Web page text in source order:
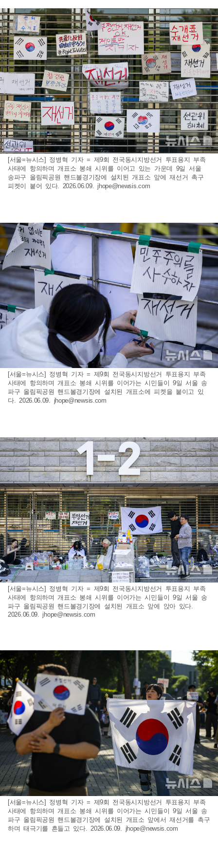
[서울=뉴시스] 정병혁 기자 = 제9회 전국동시지방선거 투표용지 부족
사태에 항의하며 개표소 봉쇄 시위를 이어고 있는 가운데 9일 서울
송파구 올림픽공원 핸드볼경기장에 설치된 개표소 앞에 재선거 촉구
피켓이 붙어 있다. 2026.06.09. jhope@newsis.com
[서울=뉴시스] 정병혁 기자 = 제9회 전국동시지방선거 투표용지 부족
사태에 항의하며 개표소 봉쇄 시위를 이어가는 시민들이 9일 서울 송
파구 올림픽공원 핸드볼경기장에 설치된 개표소에 피켓을 붙이고 있
다. 2026.06.09. jhope@newsis.com
[서울=뉴시스] 정병혁 기자 = 제9회 전국동시지방선거 투표용지 부족
사태에 항의하며 개표소 봉쇄 시위를 이어가는 시민들이 9일 서울 송
파구 올림픽공원 핸드볼경기장에 설치된 개표소 앞에 앉아 있다.
2026.06.09. jhope@newsis.com
[서울=뉴시스] 정병혁 기자 = 제9회 전국동시지방선거 투표용지 부족
사태에 항의하며 개표소 봉쇄 시위를 이어가는 시민들이 9일 서울 송
파구 올림픽공원 핸드볼경기장에 설치된 개표소 앞에서 재선거를 촉구
하며 태극기를 흔들고 있다. 2026.06.09. jhope@newsis.com